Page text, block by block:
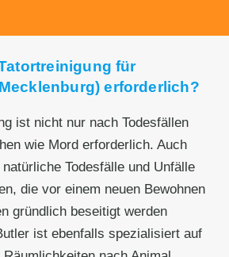
für
erforderlich?
ist nicht nur nach Todesfällen
wie Mord erforderlich. Auch
Todesfälle und Unfälle
die vor einem neuen Bewohnen
gründlich beseitigt werden
ist ebenfalls spezialisiert auf